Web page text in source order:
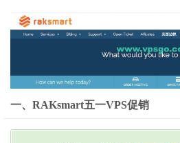
一、RAKsmart五一VPS促销